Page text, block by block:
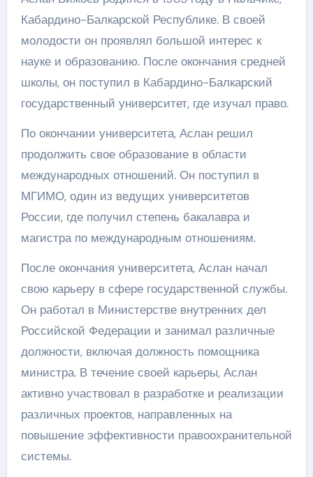
Кабардино-Балкарской Республике. В своей
молодости он проявлял большой интерес к
науке и образованию. После окончания средней
школы, он поступил в Кабардино-Балкарский
государственный университет, где изучал право.
По окончании университета, Аслан решил
продолжить свое образование в области
международных отношений. Он поступил в
МГИМО, один из ведущих университетов
России, где получил степень бакалавра и
магистра по международным отношениям.
После окончания университета, Аслан начал
свою карьеру в сфере государственной службы.
Он работал в Министерстве внутренних дел
Российской Федерации и занимал различные
должности, включая должность помощника
министра. В течение своей карьеры, Аслан
активно участвовал в разработке и реализации
различных проектов, направленных на
повышение эффективности правоохранительной
системы.